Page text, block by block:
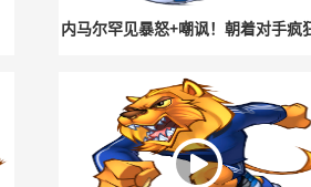
内马尔罕见暴怒+嘲讽！朝着对手疯